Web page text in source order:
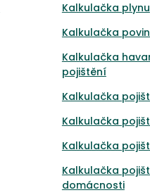
Kalkulačka plynu
Kalkulačka
Kalkulačka
pojištění
Kalkulačka
Kalkulačka
Kalkulačka
Kalkulačka
domácnosti